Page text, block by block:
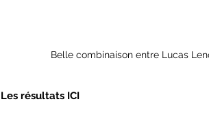
Belle combinaison entre Lucas
Les résultats ICI